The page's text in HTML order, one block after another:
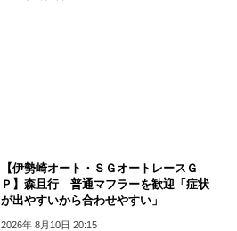
【伊勢崎オート・ＳＧオートレースＧ
Ｐ】森且行 普通マフラーを歓迎「症状
が出やすいから合わせやすい」
2026年 8月10日 20:15